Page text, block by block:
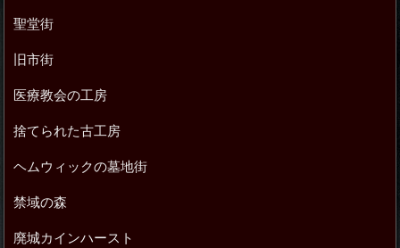
聖堂街
旧市街
医療教会の工房
捨てられた古工房
ヘムウィックの墓地街
禁域の森
廃城カインハースト